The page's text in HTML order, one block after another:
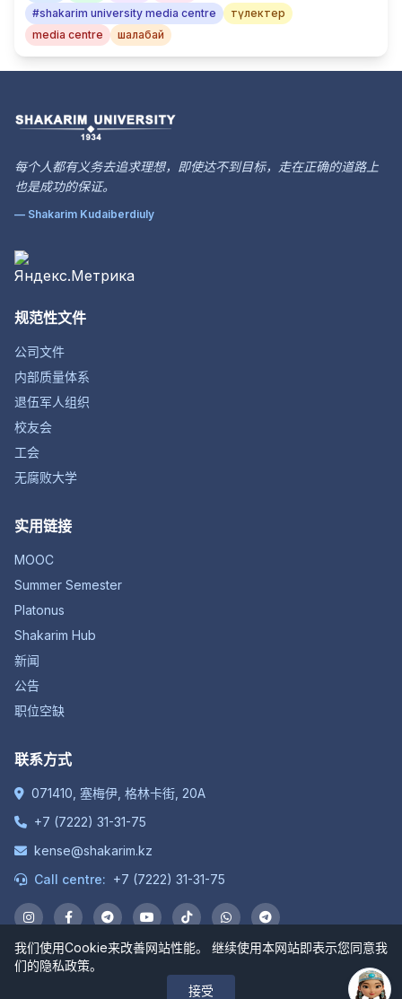
#shakarim university media centre
түлектер
media centre
шалабай
每个人都有义务去追求理想，即使达不到目标，走在正确的道路上
也是成功的保证。
— Shakarim Kudaiberdiuly
规范性文件
公司文件
内部质量体系
退伍军人组织
校友会
工会
无腐败大学
实用链接
MOOC
Summer Semester
Platonus
Shakarim Hub
新闻
公告
职位空缺
联系方式
071410, 塞梅伊, 格林卡街, 20A
+7 (7222) 31-31-75
kense@shakarim.kz
Call centre: +7 (7222) 31-31-75
© 1934-2026 “沙卡里姆大学”非股份公司。保留所有权利。
我们使用Cookie来改善网站性能。 继续使用本网站即表示您同意我
们的隐私政策。
接受